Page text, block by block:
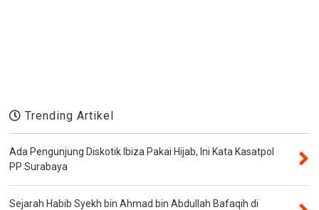
Trending Artikel
Ada Pengunjung Diskotik Ibiza Pakai Hijab, Ini Kata Kasatpol
PP Surabaya
Sejarah Habib Syekh bin Ahmad bin Abdullah Bafaqih di